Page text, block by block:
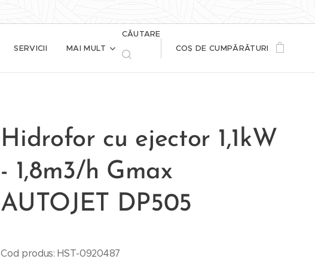
SERVICII MAI MULT
CĂUTARE
COȘ DE CUMPĂRĂTURI
Hidrofor cu ejector 1,1kW
- 1,8m3/h Gmax
AUTOJET DP505
Cod produs: HST-0920487